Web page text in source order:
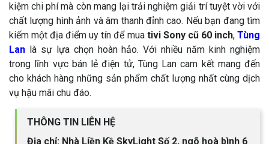
kiệm chi phí mà còn mang lại trải nghiệm giải trí tuyệt vời với
chất lượng hình ảnh và âm thanh đỉnh cao. Nếu bạn đang tìm
kiếm một địa điểm uy tín để muativi Sony cũ 60 inch,Tùng
Lan là sự lựa chọn hoàn hảo. Với nhiều năm kinh nghiệm
trong lĩnh vực bán lẻ điện tử, Tùng Lan cam kết mang đến
cho khách hàng những sản phẩm chất lượng nhất cùng dịch
vụ hậu mãi chu đáo.
THÔNG TIN LIÊN HỆ
Địa chỉ: Nhà Liền Kề SkyLight Số 2, ngõ hoà bình 6